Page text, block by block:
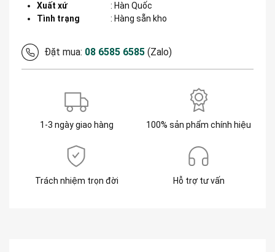
Xuất xứ : Hàn Quốc
Tình trạng
: Hàng sẵn kho
Đặt mua: 08 6585 6585 (Zalo)
1-3 ngày giao hàng 100% sản phẩm chính hiệu
Trách nhiệm trọn đời Hỗ trợ tư vấn